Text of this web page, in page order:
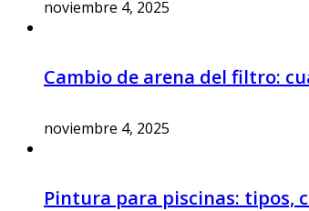
noviembre 4, 2025
Cambio de arena del filtro:
noviembre 4, 2025
Pintura para piscinas: tipos,